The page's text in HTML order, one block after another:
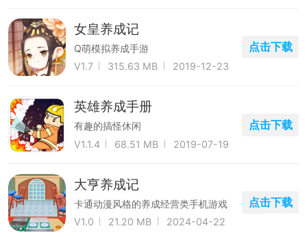
女皇养成记
Q萌模拟养成手游
V1.7
315.63 MB 2019-12-23
点击下载
英雄养成手册
有趣的搞怪休闲
V1.1.4
68.51 MB 2019-07-19
点击下载
大亨养成记
卡通动漫风格的养成经营类手机游戏
V1.0
21.20 MB 2024-04-22
点击下载